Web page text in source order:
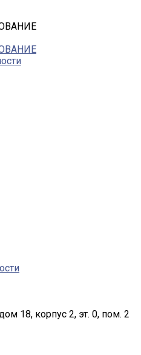
18, корпус 2, эт. 0, пом. 2